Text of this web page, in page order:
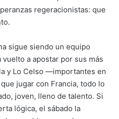
regeracionistas: que
sigue siendo un equipo
a apostar por sus más
y Lo Celso —importantes en
jugar con Francia, todo lo
joven, lleno de talento. Si
lógica, el sábado la